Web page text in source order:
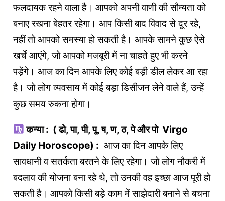
फलदायक रहने वाला है। आपको अपनी वाणी की सौम्यता को
बनाए रखना बेहतर रहेगा। आप किसी बाद विवाद से दूर रहे,
नहीं तो आपको समस्या हो सकती है। आपके सामने कुछ ऐसे
खर्चे आएंगे, जो आपको मजबूरी में ना चाहते हुए भी करने
पड़ेंगे। आज का दिन आपके लिए कोई बड़ी डील लेकर आ रहा
है। जो लोग व्यवसाय में कोई बड़ा डिसीजन लेने वाले हैं, उन्हें
कुछ समय रुकना होगा।
कन्या : ( ढो, पा, पी, पू, ष, ण, ठ, पे और पो Virgo
Daily Horoscope) : आज का दिन आपके लिए
सावधानी व सतर्कता बरतने के लिए रहेगा। जो लोग नौकरी में
बदलाव की योजना बना रहे थे, तो उनकी वह इच्छा आज पूरी हो
सकती है। आपको किसी बड़े काम में साझेदारी बनाने से बचना